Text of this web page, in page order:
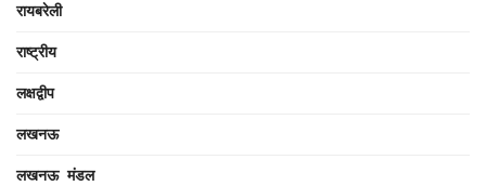
रायबरेली
राष्ट्रीय
लक्षद्वीप
लखनऊ
लखनऊ मंडल